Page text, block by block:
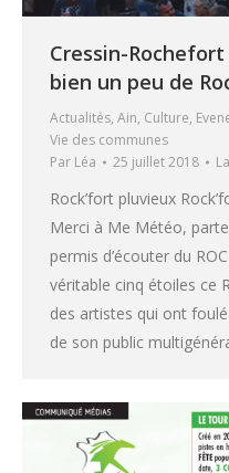
Cressin-
bien un peu de
Actualités, Ain, Culture,
Vie des communes
Par Léa 25 juillet 2018
Rock’fort pluvieux
Merci à Me Météo,
permis d’écouter du
véritable cinq étoiles ce
des artistes qui ont
de son public